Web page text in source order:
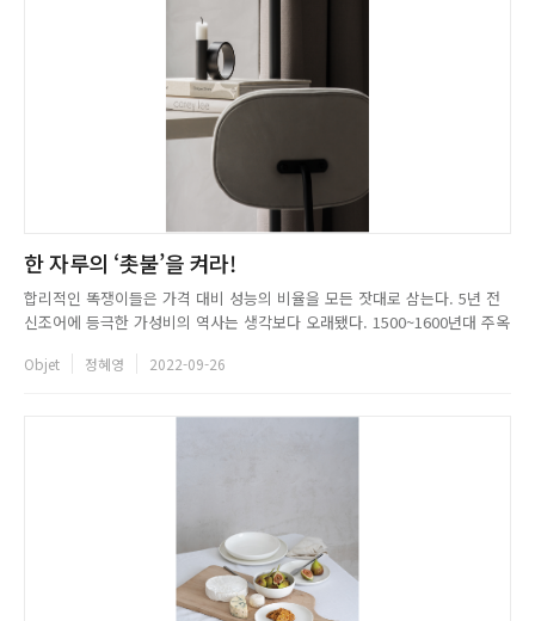
한 자루의 ‘촛불’을 켜라!
합리적인 똑쟁이들은 가격 대비 성능의 비율을 모든 잣대로 삼는다. 5년 전
신조어에 등극한 가성비의 역사는 생각보다 오래됐다. 1500~1600년대 주옥
품에서 Not worth the candle이라는 문장을 사용했다. 돈 들일 가치가 없
Objet 정혜영 2022-09-26